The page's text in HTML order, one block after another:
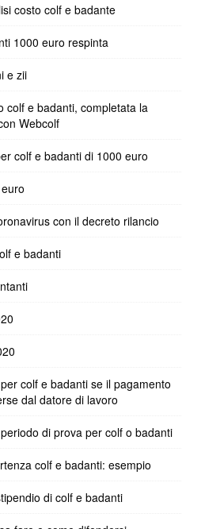
costo colf e badante
1000 euro respinta
e zii
colf e badanti, completata la
Webcolf
colf e badanti di 1000 euro
con il decreto rilancio
e badanti
colf e badanti se il pagamento
dal datore di lavoro
di prova per colf o badanti
colf e badanti: esempio
di colf e badanti